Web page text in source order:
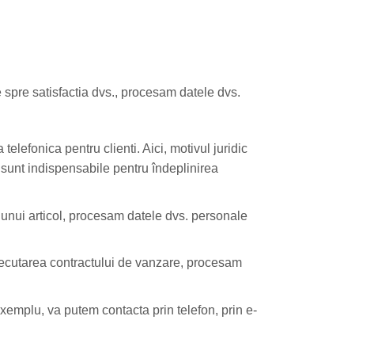
satisfactia dvs., procesam datele dvs.
telefonica pentru clienti. Aici, motivul juridic
indispensabile pentru îndeplinirea
articol, procesam datele dvs. personale
contractului de vanzare, procesam
va putem contacta prin telefon, prin e-